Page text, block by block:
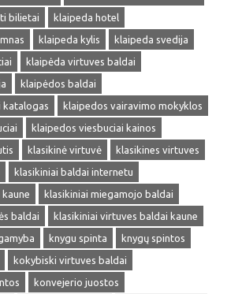
bilietai
klaipeda hotel
klaipeda kylis
klaipeda svedija
klaipėda virtuves baldai
klaipėdos baldai
katalogas
klaipedos vairavimo mokyklos
klaipedos viesbuciai kainos
klasikinė virtuvė
klasikines virtuves
klasikiniai baldai internetu
klasikiniai miegamojo baldai
baldai
klasikiniai virtuves baldai kaune
knygu spinta
knygų spintos
kokybiski virtuves baldai
konvejerio juostos